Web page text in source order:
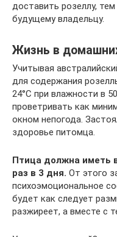
доставить розеллу,
будущему владельцу.
Жизнь в
Учитывая
для содержания
24°С при влажности в
проветривать как
окном непогода.
здоровье питомца.
Птица должна иметь
раз в 3 дня. От этого
психоэмоциональное
будет как следует
разжиреет, а вместе с